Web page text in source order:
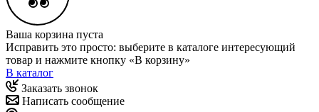
Ваша корзина пуста
Исправить это просто: выберите в каталоге интересующий
товар и нажмите кнопку «В корзину»
В каталог
Заказать звонок
Написать сообщение